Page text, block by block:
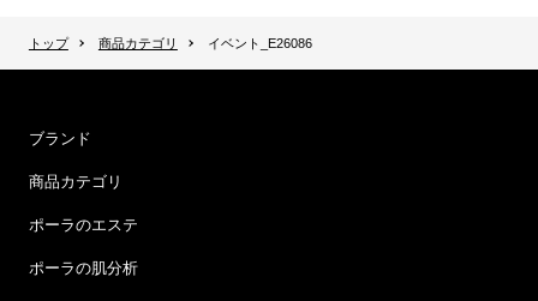
トップ 商品カテゴリ イベント_E26086
ブランド
商品カテゴリ
ポーラのエステ
ポーラの肌分析